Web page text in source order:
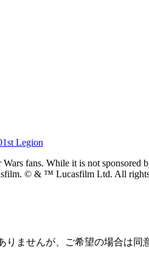
fans. While it is not
© & ™ Lucasfilm Ltd. All
ませんが、ご希望の場合は同